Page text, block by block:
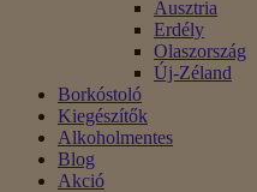
Ausztria
Erdély
Olaszország
Új-Zéland
Borkóstoló
Kiegészítők
Alkoholmentes
Blog
Akció